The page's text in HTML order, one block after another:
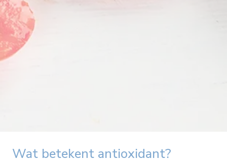
Wat betekent antioxidant?